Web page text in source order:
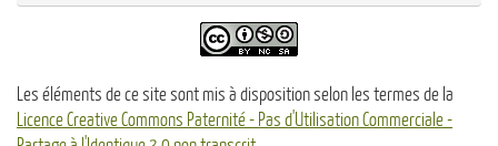
Les éléments de ce site sont mis à disposition selon les termes de la
Licence Creative Commons Paternité - Pas d'Utilisation Commerciale -